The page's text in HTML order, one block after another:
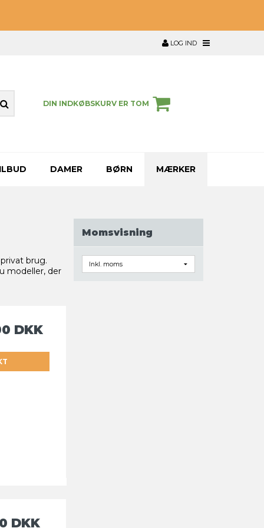
LOG IND
DIN INDKØBSKURV ER TOM
DAMER BØRN MÆRKER
brug.
modeller, der
DKK
DKK
Momsvisning